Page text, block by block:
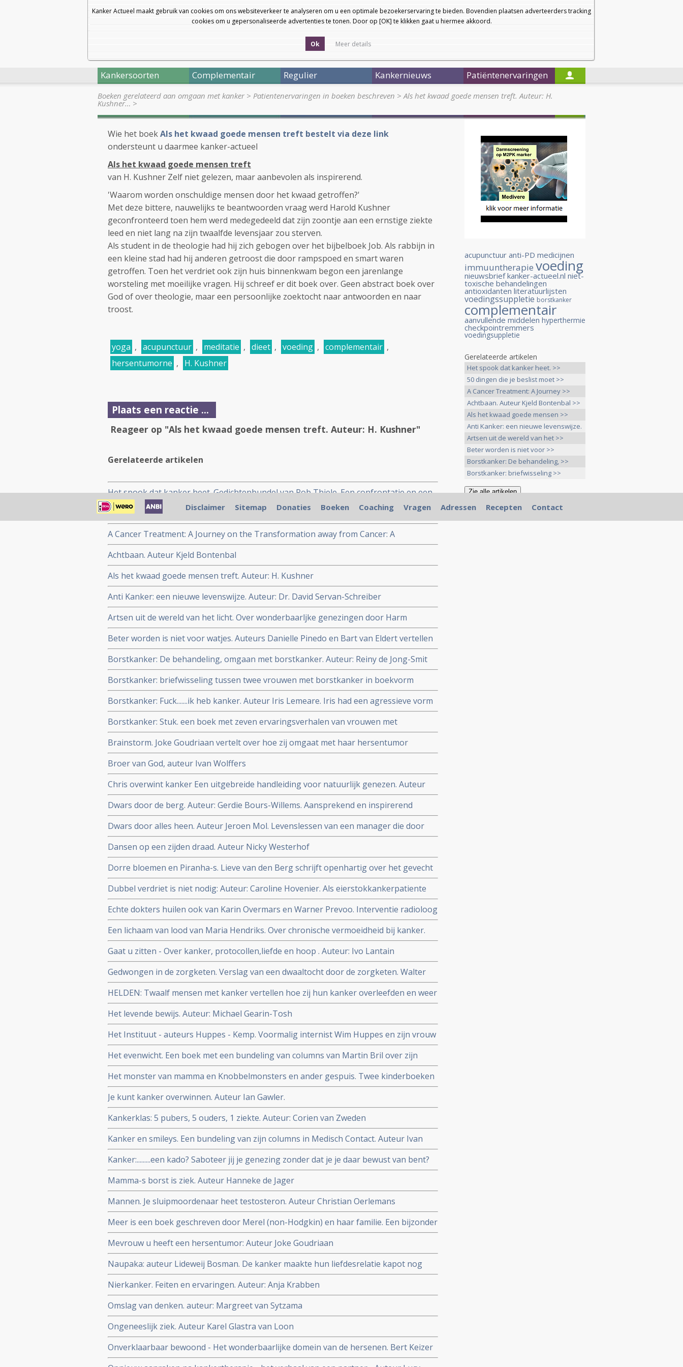
Kanker Actueel maakt gebruik van cookies om ons websiteverkeer te analyseren om u een optimale bezoekerservaring te bieden. Bovendien plaatsen adverteerders tracking
cookies om u gepersonaliseerde advertenties te tonen. Door op [OK] te klikken gaat u hiermee akkoord.
Ok Meer details
a
a
Nieuwsbrief
Startpagina
Kankersoorten Complementair Regulier Kankernieuws Patiëntenervaringen
Boeken gerelateerd aan omgaan met kanker> Patientenervaringen in boeken beschreven >Als het kwaad goede mensen treft. Auteur: H.
Kushner… >
Wie het boekAls het kwaad goede mensen treft bestelt via deze link
ondersteunt u daarmee kanker-actueel
Als het kwaad goede mensen treft
van H. Kushner Zelf niet gelezen, maar aanbevolen als inspirerend.
'Waarom worden onschuldige mensen door het kwaad getroffen?'
Met deze bittere, nauwelijks te beantwoorden vraag werd Harold Kushner
geconfronteerd toen hem werd medegedeeld dat zijn zoontje aan een ernstige ziekte
leed en niet lang na zijn twaalfde levensjaar zou sterven.
Als student in de theologie had hij zich gebogen over het bijbelboek Job. Als rabbijn in
een kleine stad had hij anderen getroost die door rampspoed en smart waren
getroffen. Toen het verdriet ook zijn huis binnenkwam begon een jarenlange
worsteling met moeilijke vragen. Hij schreef er dit boek over. Geen abstract boek over
God of over theologie, maar een persoonlijke zoektocht naar antwoorden en naar
troost.
yoga , acupunctuur , meditatie , dieet , voeding , complementair ,
hersentumorne , H. Kushner
Plaats een reactie ...
Reageer op "Als het kwaad goede mensen treft. Auteur: H. Kushner"
Gerelateerde artikelen
Het spook dat kanker heet. Gedichtenbundel van Rob Thiele. Een confrontatie en een
troost, geschreven door een ervaringsdeskundige.
50 dingen die je beslist moet doen als de dokter zegt dat je kanker hebt. Auteur G.
Anderson.
A Cancer Treatment: A Journey on the Transformation away from Cancer: A
Fictionalized Autobiographical Tale. Author: John L. Mclure copy 1
Achtbaan. Auteur Kjeld Bontenbal
Als het kwaad goede mensen treft. Auteur: H. Kushner
Anti Kanker: een nieuwe levenswijze. Auteur: Dr. David Servan-Schreiber
Artsen uit de wereld van het licht. Over wonderbaarljke genezingen door Harm
Wagenmakers.
Beter worden is niet voor watjes. Auteurs Danielle Pinedo en Bart van Eldert vertellen
over hun leven met en zonder kanker.
Borstkanker: De behandeling, omgaan met borstkanker. Auteur: Reiny de Jong-Smit
Borstkanker: briefwisseling tussen twee vrouwen met borstkanker in boekvorm
uitgegeven onder de titel: Pruiken & prothesen: een briefwisseling.
Borstkanker: Fuck.......ik heb kanker. Auteur Iris Lemeare. Iris had een agressieve vorm
van borstkanker maar vond toch een genezende behandeling via stamceltherapie
Borstkanker: Stuk. een boek met zeven ervaringsverhalen van vrouwen met
borstkanker. Auteur Janneke Vonkeman
Brainstorm. Joke Goudriaan vertelt over hoe zij omgaat met haar hersentumor
Broer van God, auteur Ivan Wolffers
Chris overwint kanker Een uitgebreide handleiding voor natuurlijk genezen. Auteur
Chris Wark
Dwars door de berg. Auteur: Gerdie Bours-Willems. Aansprekend en inspirerend
verhaal met tips voor kankerpatiënten, hun naasten en verdere omgeving. Daarnaast
kritische adviezen voor zorgprofessionals.
Dwars door alles heen. Auteur Jeroen Mol. Levenslessen van een manager die door
ziekte beter wordt
Dansen op een zijden draad. Auteur Nicky Westerhof
Dorre bloemen en Piranha-s. Lieve van den Berg schrijft openhartig over het gevecht
van haar man tegen een hersentumor en wat dat betekent voor hun relatie en hun
gezin. Auteur Lieve van den Berg.
Dubbel verdriet is niet nodig: Auteur: Caroline Hovenier. Als eierstokkankerpatiente
schreeef zij een gids voor hoe om te gaan met kanker in het dagelijks leven
Echte dokters huilen ook van Karin Overmars en Warner Prevoo. Interventie radioloog
werd van arts kankerpatiënt en heeft zijn kijk op de relatie arts - patient sterk
veranderd
Een lichaam van lood van Maria Hendriks. Over chronische vermoeidheid bij kanker.
Derde druk.
Gaat u zitten - Over kanker, protocollen,liefde en hoop . Auteur: Ivo Lantain
Gedwongen in de zorgketen. Verslag van een dwaaltocht door de zorgketen. Walter
Stolz beschrijft hoe zijn vrouw met kanker het slachtoffer werd van falende en
ongeinteresseerde artsen in de reguliere oncologie
HELDEN: Twaalf mensen met kanker vertellen hoe zij hun kanker overleefden en weer
verder gaan.
Het levende bewijs. Auteur: Michael Gearin-Tosh
Het Instituut - auteurs Huppes - Kemp. Voormalig internist Wim Huppes en zijn vrouw
beschrijven uit eigen ervaring in een politieke thriller wat er in hun ogen mis is met
onze gezondheidszorg
Het evenwicht. Een boek met een bundeling van columns van Martin Bril over zijn
ziekte, uitgezaaide darmkanker, samengesteld door zijn vrouw Anneke Steenhouwer
Het monster van mamma en Knobbelmonsters en ander gespuis. Twee kinderboeken
van Marleen Mutsaers (zelf borstkankerpatiente) voor kinderen van wie een van de
ouders kanker heeft.
Je kunt kanker overwinnen. Auteur Ian Gawler.
Kankerklas: 5 pubers, 5 ouders, 1 ziekte. Auteur: Corien van Zweden
Kanker en smileys. Een bundeling van zijn columns in Medisch Contact. Auteur Ivan
Wolffers
Kanker:.........een kado? Saboteer jij je genezing zonder dat je je daar bewust van bent?
Auteur Yvette van Boven
Mamma-s borst is ziek. Auteur Hanneke de Jager
Mannen. Je sluipmoordenaar heet testosteron. Auteur Christian Oerlemans
Meer is een boek geschreven door Merel (non-Hodgkin) en haar familie. Een bijzonder
ontroerend boek naar mijn mening.
Mevrouw u heeft een hersentumor: Auteur Joke Goudriaan
Naupaka: auteur Lideweij Bosman. De kanker maakte hun liefdesrelatie kapot nog
voor haar partner stierf
Nierkanker. Feiten en ervaringen. Auteur: Anja Krabben
Omslag van denken. auteur: Margreet van Sytzama
Ongeneeslijk ziek. Auteur Karel Glastra van Loon
Onverklaarbaar bewoond - Het wonderbaarlijke domein van de hersenen. Bert Keizer
acupunctuur anti-PD medicijnen
immuuntherapie voeding
nieuwsbrief kanker-actueel.nl niet-
toxische behandelingen
antioxidanten literatuurlijsten
voedingssuppletie borstkanker
complementair
aanvullende middelen hyperthermie
checkpointremmers
voedingsuppletie
Gerelateerde artikelen
Het spook dat kanker heet. >>
50 dingen die je beslist moet >>
A Cancer Treatment: A Journey >>
Achtbaan. Auteur Kjeld Bontenbal >>
Als het kwaad goede mensen >>
Anti Kanker: een nieuwe levenswijze.
>>
Artsen uit de wereld van het >>
Beter worden is niet voor >>
Borstkanker: De behandeling, >>
Borstkanker: briefwisseling >>
Disclaimer Sitemap Donaties Boeken Coaching Vragen Adressen Recepten Contact